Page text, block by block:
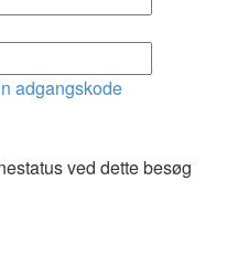
adgangskode
ved dette besøg